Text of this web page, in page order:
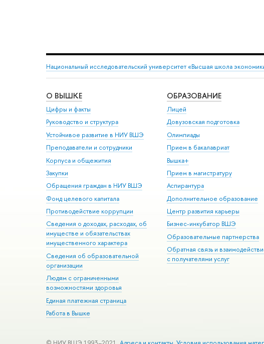
Национальный исследовательский университет «Высшая школа
О ВЫШКЕ
Цифры и факты
Руководство и структура
Устойчивое развитие в НИУ ВШЭ
Преподаватели и сотрудники
Корпуса и общежития
Закупки
Обращения граждан в НИУ ВШЭ
Фонд целевого капитала
Противодействие коррупции
Сведения о доходах, расходах, об
имуществе и обязательствах
имущественного характера
Сведения об образовательной
организации
Людям с ограниченными
возможностями здоровья
Единая платежная страница
Работа в Вышке
ОБРАЗОВАНИЕ
Лицей
Довузовская подготовка
Олимпиады
Прием в бакалавриат
Вышка+
Прием в магистратуру
Аспирантура
Дополнительное образование
Центр развития карьеры
Бизнес-инкубатор ВШЭ
Образовательные партнерства
Обратная связь и
с получателями услуг